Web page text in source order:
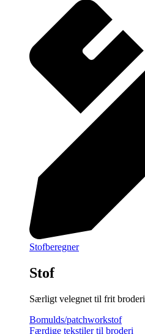
Stofberegner
Stof
Særligt velegnet til frit broderi
Bomulds/patchworkstof
Færdige tekstiler til broderi